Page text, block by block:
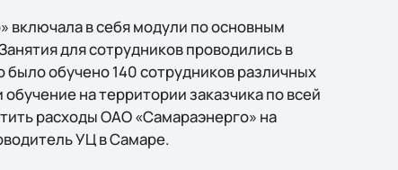
включала в себя модули по основным
для сотрудников проводились в
было обучено 140 сотрудников различных
на территории заказчика по всей
расходы ОАО «Самараэнерго» на
УЦ в Самаре.